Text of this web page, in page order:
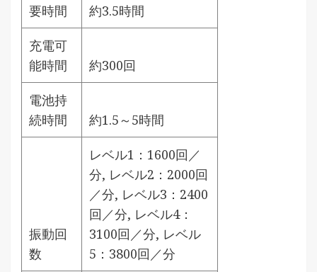
要時間
約3.5時間
充電可
能時間
約300回
電池持
続時間
約1.5～5時間
振動回
数
レベル1：1600回／
分, レベル2：2000回
／分, レベル3：2400
回／分, レベル4：
3100回／分, レベル
5：3800回／分